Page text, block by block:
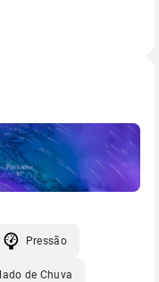
Pressão
de Chuva